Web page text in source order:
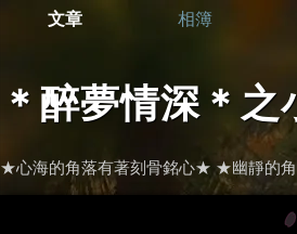
＊醉夢情深＊之
★心海的角落有著刻骨銘心★ ★幽靜的
文章 相簿